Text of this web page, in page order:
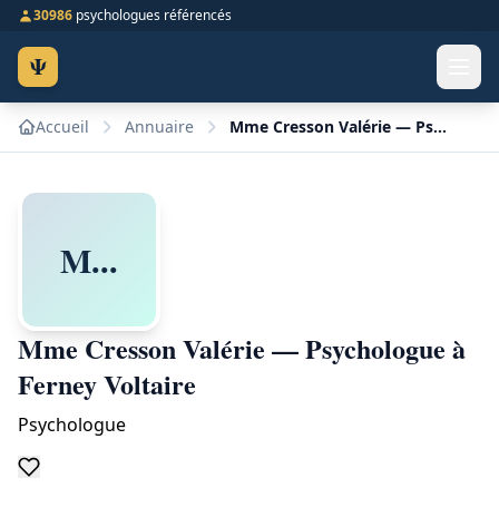
30986 psychologues référencés
Ψ
Accueil Annuaire Mme Cresson Valérie — Psychologue à Ferney Voltaire
M...
Mme Cresson Valérie — Psychologue à
Ferney Voltaire
Psychologue